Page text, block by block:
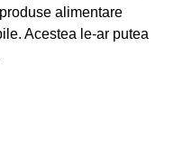
alimentare
Acestea le-ar putea